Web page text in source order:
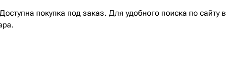
покупка под заказ. Для удобного поиска по сайту